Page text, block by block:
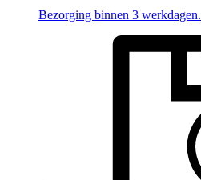
Bezorging binnen 3 werkdagen.